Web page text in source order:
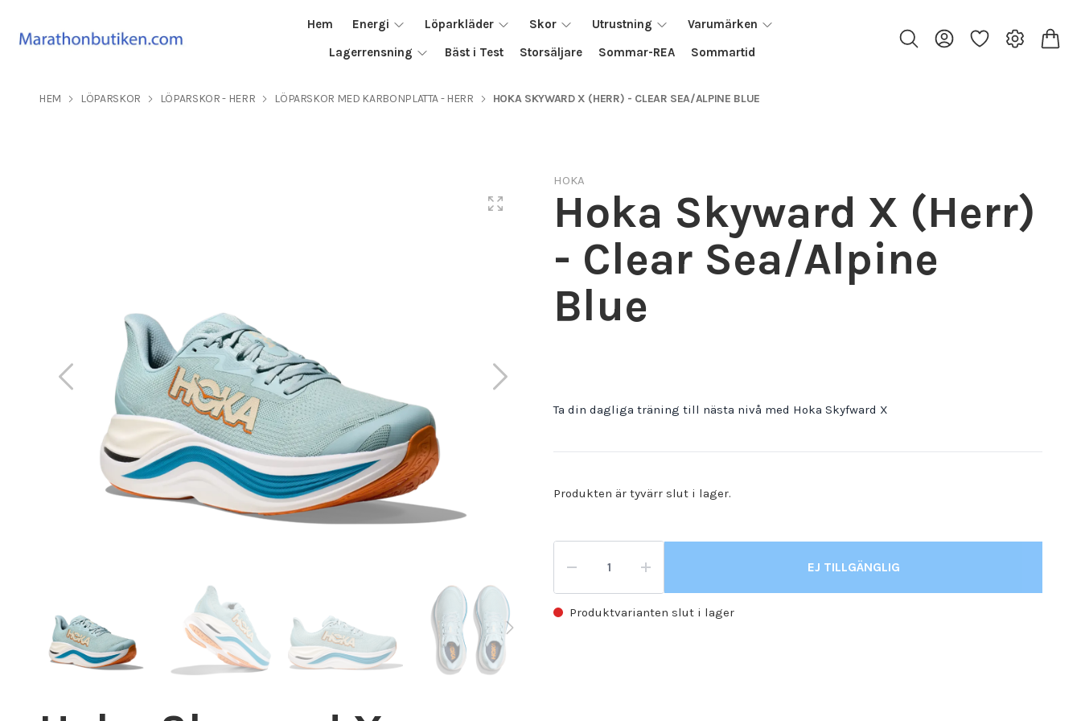
Hem Energi Löparkläder Skor Utrustning
Varumärken
Lagerrensning
Bäst i Test Storsäljare Sommar-REA Sommartid
HEM LÖPARSKOR LÖPARSKOR - HERR LÖPARSKOR MED KARBONPLATTA - HERR HOKA SKYWARD X (HERR) - CLEAR SEA/ALPINE BLUE
HOKA
Hoka Skyward X (Herr)
- Clear Sea/Alpine
Blue
Ta din dagliga träning till nästa nivå med Hoka Skyfward X
Produkten är tyvärr slut i lager.
EJ TILLGÄNGLIG
Produktvarianten slut i lager